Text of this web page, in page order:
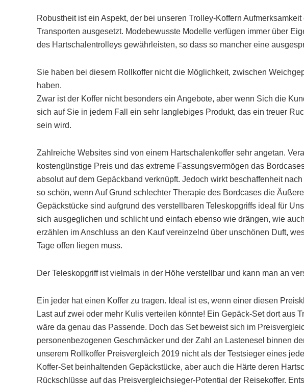
Robustheit ist ein Aspekt, der bei unseren Trolley-Koffern
Transporten ausgesetzt. Modebewusste Modelle verfügen immer über
des Hartschalentrolleys gewährleisten, so dass so mancher eine
Sie haben bei diesem Rollkoffer nicht die Möglichkeit, zwischen
haben.
Zwar ist der Koffer nicht besonders ein Angebote, aber wenn Sich die
sich auf Sie in jedem Fall ein sehr langlebiges Produkt, das ein treuer
sein wird.
Zahlreiche Websites sind von einem Hartschalenkoffer sehr angetan.
kostengünstige Preis und das extreme Fassungsvermögen das
absolut auf dem Gepäckband verknüpft. Jedoch wirkt beschaffenheit
so schön, wenn Auf Grund schlechter Therapie des Bordcases die
Gepäckstücke sind aufgrund des verstellbaren Teleskopgriffs ideal für
sich ausgeglichen und schlicht und einfach ebenso wie drängen, wie
erzählen im Anschluss an den Kauf vereinzelnd über unschönen Duft,
Tage offen liegen muss.
Der Teleskopgriff ist vielmals in der Höhe verstellbar und kann man an
Ein jeder hat einen Koffer zu tragen. Ideal ist es, wenn einer diesen
Last auf zwei oder mehr Kulis verteilen könnte! Ein Gepäck-Set dort aus
wäre da genau das Passende. Doch das Set beweist sich im
personenbezogenen Geschmäcker und der Zahl an Lastenesel binnen
unserem Rollkoffer Preisvergleich 2019 nicht als der Testsieger eines
Koffer-Set beinhaltenden Gepäckstücke, aber auch die Härte deren
Rückschlüsse auf das Preisvergleichsieger-Potential der Reisekoffer.